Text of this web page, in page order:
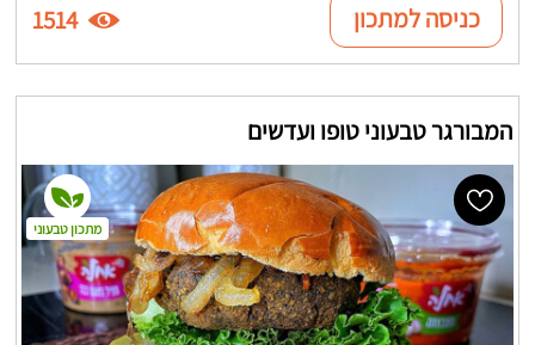
כניסה למתכון 1514
המבורגר טבעוני טופו ועדשים
מתכון טבעוני